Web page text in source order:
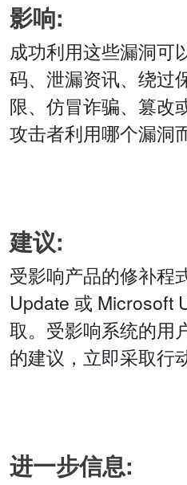
影响:
成功利用这些漏洞可
码、泄漏资讯、绕过
限、仿冒诈骗、篡改
攻击者利用哪个漏洞
建议:
受影响产品的修补程
Update 或 Microsoft
取。受影响系统的用
的建议，立即采取行
进一步信息: